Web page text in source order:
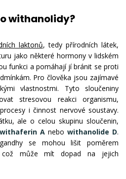
withanolidy?
laktonů, tedy přírodních látek,
jako některé hormony v lidském
funkci a pomáhají jí bránit se proti
Pro člověka jsou zajímavé
vlastnostmi. Tyto sloučeniny
stresovou reakci organismu,
i činnost nervové soustavy.
ale o celou skupinu sloučenin,
withaferin A nebo withanolide D.
se mohou lišit poměrem
což může mít dopad na jejich